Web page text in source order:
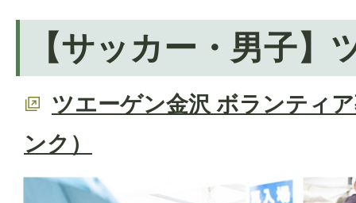
【サッカー・男子】
ツエーゲン金沢 ボランティ
ンク）